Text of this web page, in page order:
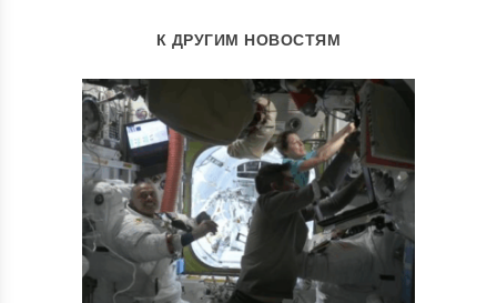
К ДРУГИМ НОВОСТЯМ